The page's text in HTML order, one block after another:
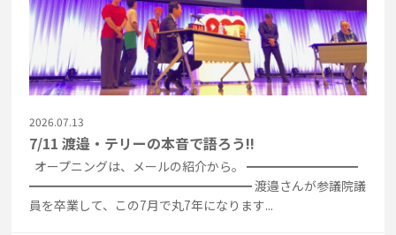
2026.07.13
7/11 渡邉・テリーの本音で語ろう!!
オープニングは、メールの紹介から。 ━━━━━━━━━
━━━━━━━━━━━━━━━━━━ 渡邉さんが参議院議
員を卒業して、この7月で丸7年になります...